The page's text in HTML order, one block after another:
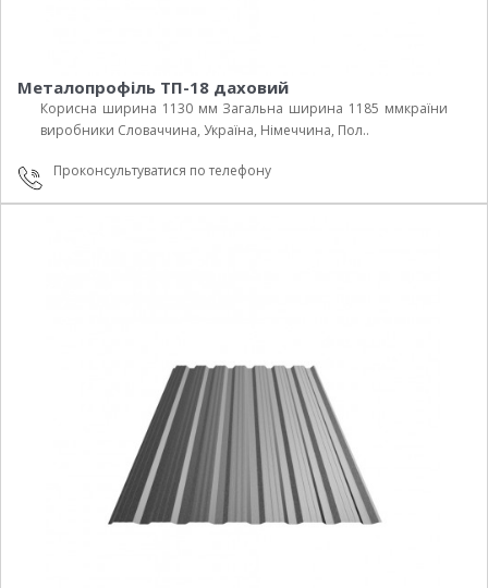
Металопрофіль ТП-18 даховий
Корисна ширина 1130 мм Загальна ширина 1185 ммкраїни
виробники Cловаччина, Україна, Німеччина, Пол..
Проконсультуватися по телефону